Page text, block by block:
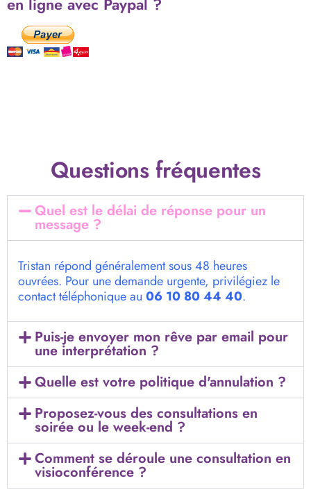
Questions fréquentes
Quel est le délai de réponse pour un
message ?
Tristan répond généralement sous 48 heures
ouvrées. Pour une demande urgente, privilégiez le
contact téléphonique au 06 10 80 44 40.
Puis-je envoyer mon rêve par email pour
une interprétation ?
Quelle est votre politique d'annulation ?
Proposez-vous des consultations en
soirée ou le week-end ?
Comment se déroule une consultation en
visioconférence ?